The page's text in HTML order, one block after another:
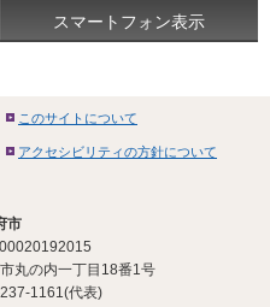
スマートフォン表示
このサイトについて
アクセシビリティの方針について
市
丸の内一丁目18番1号
1161(代表)